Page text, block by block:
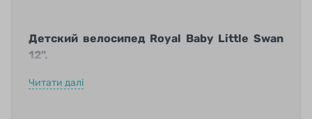
Детский велосипед Royal Baby Little Swan
12".
Читати далі